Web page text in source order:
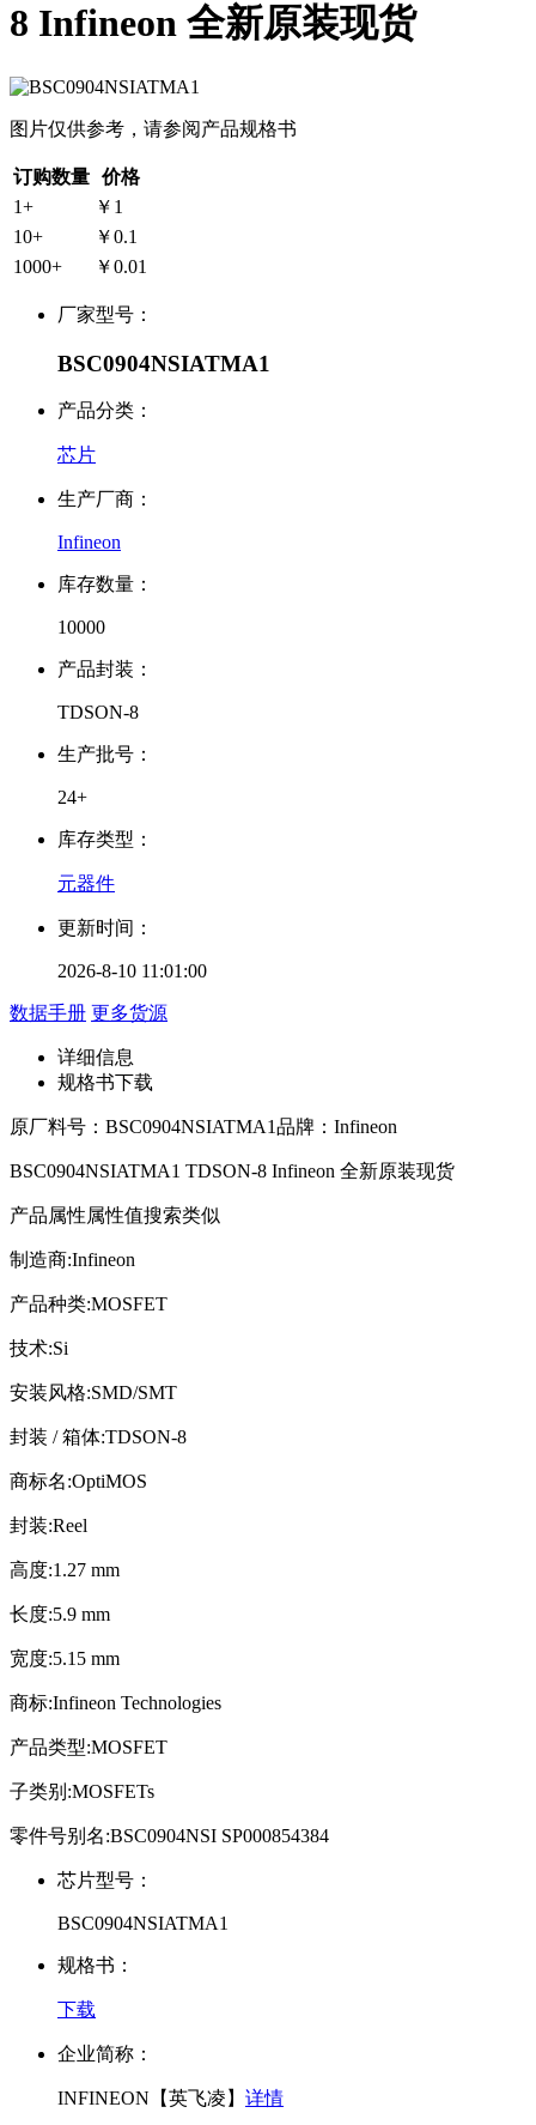
8 Infineon 全新原装现货
图片仅供参考，请参阅产品规格书
订购数量 价格
1+
￥1
10+
￥0.1
1000+
￥0.01
厂家型号：
BSC0904NSIATMA1
产品分类：
芯片
生产厂商：
Infineon
库存数量：
10000
产品封装：
TDSON-8
生产批号：
24+
库存类型：
元器件
更新时间：
2026-8-10 11:01:00
数据手册 更多货源
详细信息
规格书下载
原厂料号： BSC0904NSIATMA1品牌： Infineon
BSC0904NSIATMA1 TDSON-8 Infineon 全新原装现货
产品属性属性值搜索类似
制造商:Infineon
产品种类:MOSFET
技术:Si
安装风格:SMD/SMT
封装 / 箱体:TDSON-8
商标名:OptiMOS
封装:Reel
高度:1.27 mm
长度:5.9 mm
宽度:5.15 mm
商标:Infineon Technologies
产品类型:MOSFET
子类别:MOSFETs
零件号别名:BSC0904NSI SP000854384
芯片型号：
BSC0904NSIATMA1
规格书：
下载
企业简称：
INFINEON【英飞凌】 详情